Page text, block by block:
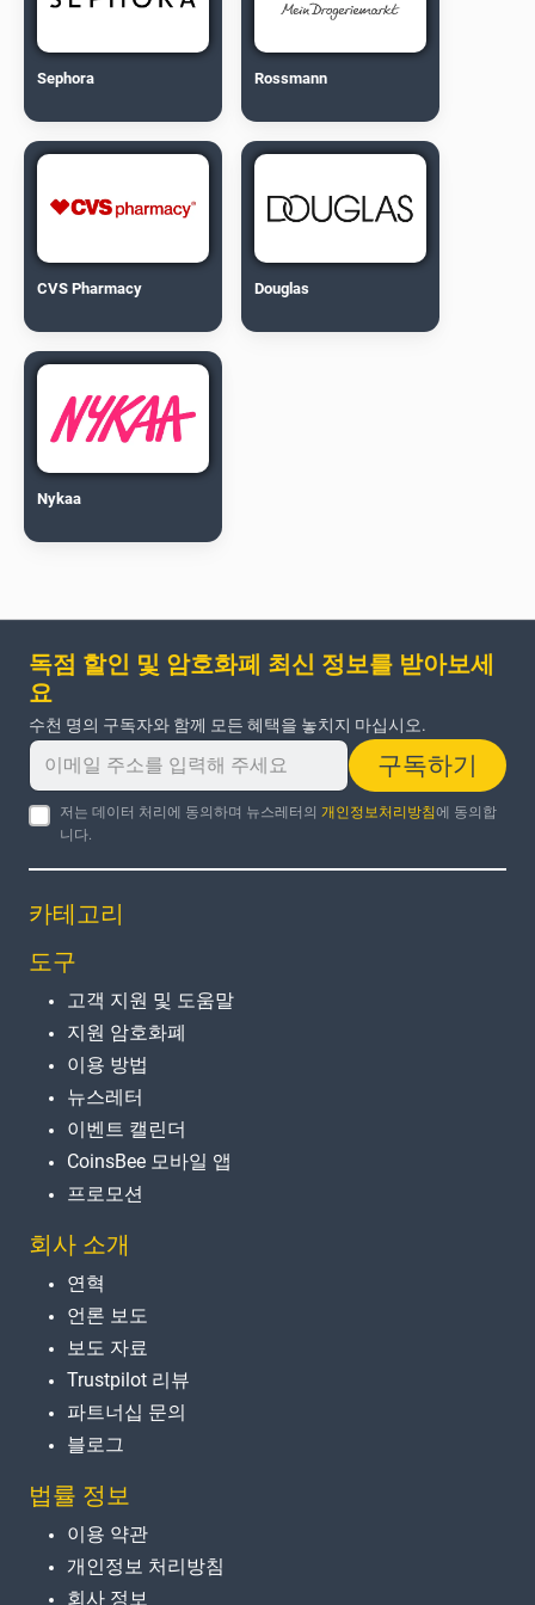
Sephora Rossmann
CVS Pharmacy Douglas
Nykaa
독점 할인 및 암호화폐 최신 정보를 받아보세
요
수천 명의 구독자와 함께 모든 혜택을 놓치지 마십시오.
구독하기
저는 데이터 처리에 동의하며 뉴스레터의 개인정보처리방침에 동의합
니다.
카테고리
도구
고객 지원 및 도움말
지원 암호화폐
이용 방법
뉴스레터
이벤트 캘린더
CoinsBee 모바일 앱
프로모션
회사 소개
연혁
언론 보도
보도 자료
Trustpilot 리뷰
파트너십 문의
블로그
법률 정보
이용 약관
개인정보 처리방침
회사 정보